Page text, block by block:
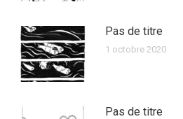
Pas de titre
1 octobre 2020
Pas de titre